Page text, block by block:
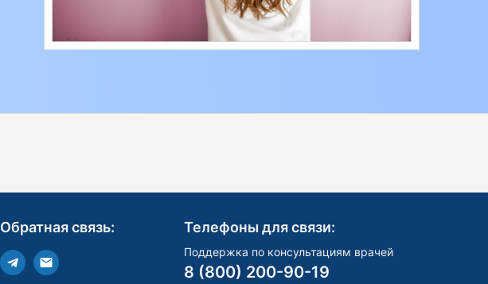
Обратная связь: Телефоны для связи:
Поддержка по консультациям врачей
8 (800) 200-90-19